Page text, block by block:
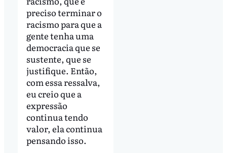
preciso terminar o
racismo para que a
gente tenha uma
democracia que se
sustente, que se
justifique. Então,
com essa ressalva,
eu creio que a
expressão
continua tendo
valor, ela continua
pensando isso.